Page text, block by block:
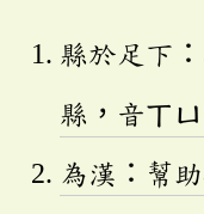
縣於足下
縣，音ㄒ
為漢：幫